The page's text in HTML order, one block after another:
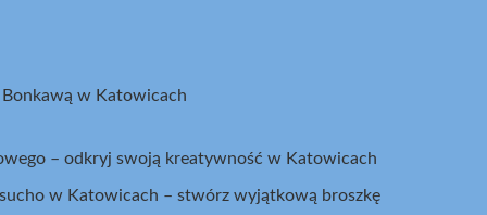
w Katowicach
– odkryj swoją kreatywność w Katowicach
w Katowicach – stwórz wyjątkową broszkę